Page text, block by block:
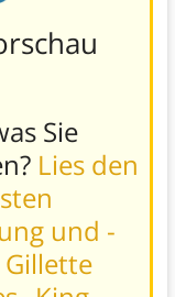
Sie
Lies den
und -
Gillette